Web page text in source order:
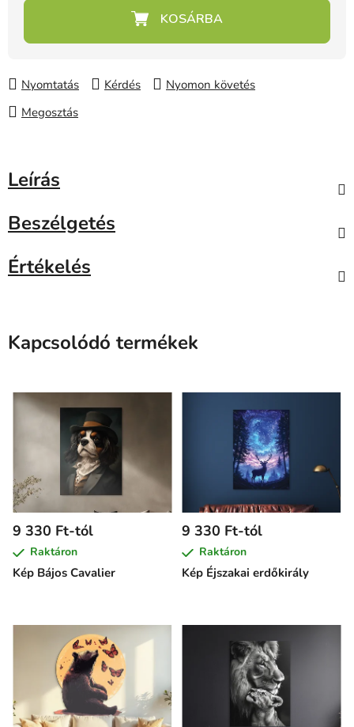
Nyomtatás Kérdés
Nyomon követés
Megosztás
Leírás
Beszélgetés
Értékelés
Kapcsolódó termékek
Kép Bájos Cavalier
9 330 Ft-tól
Raktáron
Kép Éjszakai erdőkirály
9 330 Ft-tól
Raktáron